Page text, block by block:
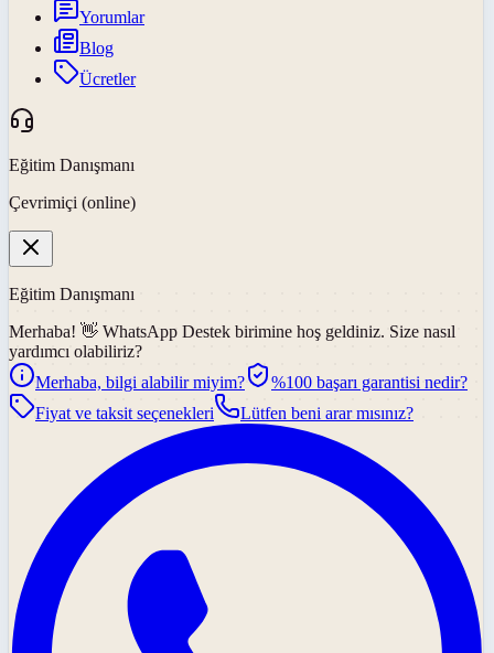
Yorumlar
Blog
Ücretler
Eğitim Danışmanı
Çevrimiçi (online)
Eğitim Danışmanı
Merhaba! 👋 WhatsApp Destek birimine hoş geldiniz. Size nasıl
yardımcı olabiliriz?
Merhaba, bilgi alabilir miyim?
%100 başarı garantisi nedir?
Fiyat ve taksit seçenekleri
Lütfen beni arar mısınız?